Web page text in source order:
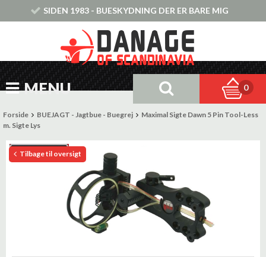
SIDEN 1983 - BUESKYDNING DER ER BARE MIG
MENU 0
Forside BUEJAGT - Jagtbue - Buegrej
Maximal Sigte Dawn 5 Pin Tool-Less
m. Sigte Lys
Tilbage til oversigt